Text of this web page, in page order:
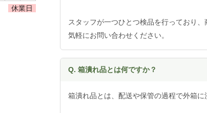
休業日
スタッフが一つひとつ検品を行っており
気軽にお問い合わせください。
Q. 箱潰れ品とは何ですか？
箱潰れ品とは、配送や保管の過程で外箱に